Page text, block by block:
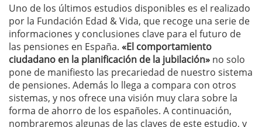
Uno de los últimos estudios disponibles es el realizado
por la Fundación Edad & Vida, que recoge una serie de
informaciones y conclusiones clave para el futuro de
las pensiones en España. «El comportamiento
ciudadano en la planificación de la jubilación» no solo
pone de manifiesto las precariedad de nuestro sistema
de pensiones. Además lo llega a compara con otros
sistemas, y nos ofrece una visión muy clara sobre la
forma de ahorro de los españoles. A continuación,
nombraremos algunas de las claves de este estudio, y